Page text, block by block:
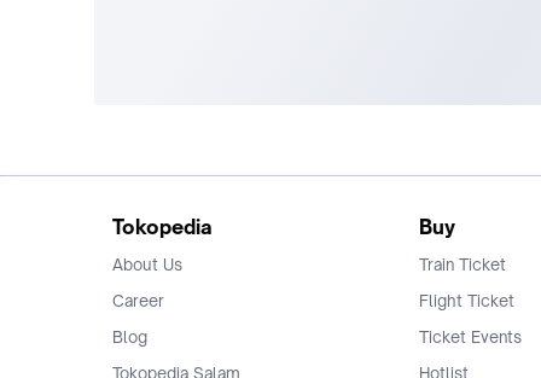
Tokopedia
About Us
Career
Blog
Tokopedia Salam
Buy
Train Ticket
Flight Ticket
Ticket Events
Hotlist